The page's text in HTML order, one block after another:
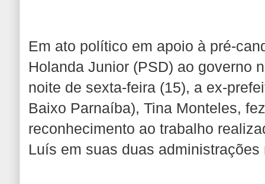
Em ato político em apoio à pré-
Holanda Junior (PSD) ao governo
noite de sexta-feira (15), a ex-
Baixo Parnaíba), Tina Monteles,
reconhecimento ao trabalho
Luís em suas duas